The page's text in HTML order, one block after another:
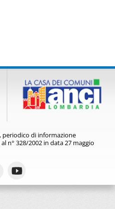
periodico di informazione
n° 328/2002 in data 27 maggio